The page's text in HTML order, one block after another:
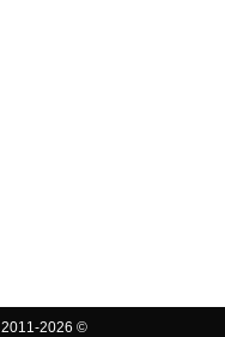
2011-2026 ©